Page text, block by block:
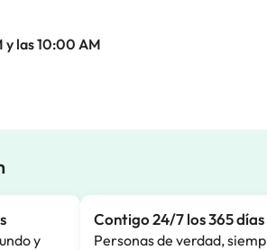
y las 10:00 AM
y
Contigo 24/7 los 365 días
Personas de verdad,